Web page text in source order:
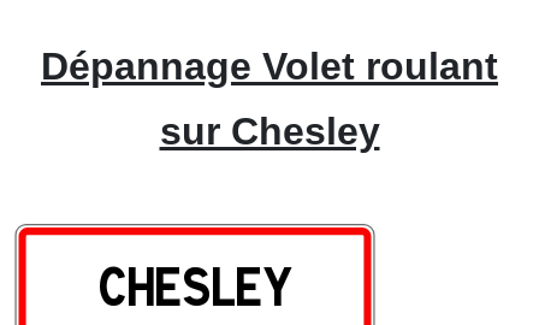
Dépannage Volet roulant
sur Chesley